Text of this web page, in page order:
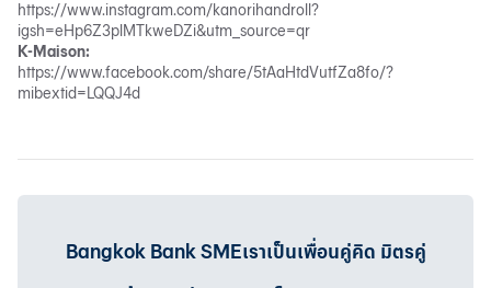
https://www.instagram.com/kanorihandroll?
igsh=eHp6Z3plMTkweDZi&utm_source=qr
K-Maison:
https://www.facebook.com/share/5tAaHtdVutfZa8fo/?
mibextid=LQQJ4d
Bangkok Bank SMEเราเป็นเพื่อนคู่คิด มิตรคู่